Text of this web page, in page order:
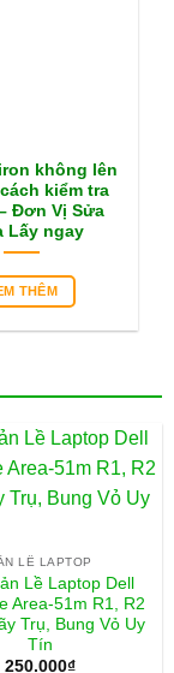
không lên
kiểm tra
Đơn Vị Sửa
Lấy ngay
THÊM
LỀ LAPTOP
Lề Laptop Dell
Area-51m R1, R2
Trụ, Bung Vỏ Uy
Tín
250.000₫